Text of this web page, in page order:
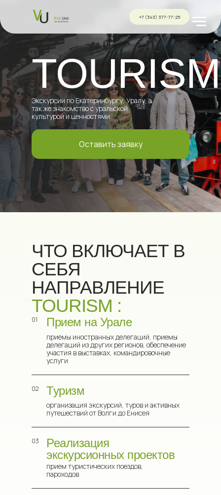
+7 (343) 377-77-25
Оставить заявку
Экскурсии по Екатеринбургу, Уралу, а
так же знакомство с уральской
культурой и ценностями
TOURISM
приемы иностранных делегаций, приемы
делегаций из других регионов, обеспечение
участия в выставках, командировочные
услуги
ЧТО ВКЛЮЧАЕТ В
СЕБЯ
НАПРАВЛЕНИЕ
TOURISM :
01 Прием на Урале
Туризм
02
организация экскурсий, туров и активных
путешествий от Волги до Енисея
прием туристических поездов,
пароходов
03
Реализация
экскурсионных проектов